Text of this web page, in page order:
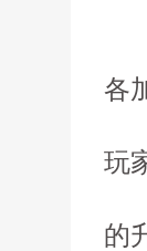
3
4
各
5
玩
(
的